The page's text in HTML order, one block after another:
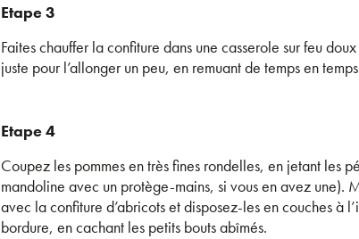
Etape 3
Faites chauffer la confiture dans une casserole sur feu
juste pour l’allonger un peu, en remuant de temps en
Etape 4
Coupez les pommes en très fines rondelles, en jetant les
mandoline avec un protège-mains, si vous en avez une).
avec la confiture d’abricots et disposez-les en couches à
bordure, en cachant les petits bouts abîmés.